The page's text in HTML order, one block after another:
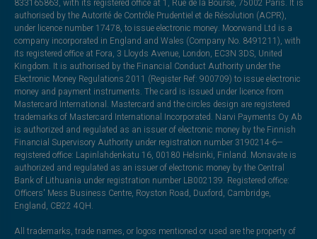
833165863, with its registered office at 1, Rue de la Bourse, 75002 Paris. It is
authorised by the Autorité de Contrôle Prudentiel et de Résolution (ACPR),
under licence number 17478, to issue electronic money. Moorwand Ltd is a
company incorporated in England and Wales (Company No. 8491211), with
its registered office at Fora, 3 Lloyds Avenue, London, EC3N 3DS, United
Kingdom. It is authorised by the Financial Conduct Authority under the
Electronic Money Regulations 2011 (Register Ref: 900709) to issue electronic
money and payment instruments. The card is issued under licence from
Mastercard International. Mastercard and the circles design are registered
trademarks of Mastercard International Incorporated. Narvi Payments Oy Ab
is authorized and regulated as an issuer of electronic money by the Finnish
Financial Supervisory Authority under registration number 3190214-6—
registered office: Lapinlahdenkatu 16, 00180 Helsinki, Finland. Monavate is
authorized and regulated as an issuer of electronic money by the Central
Bank of Lithuania under registration number LB002139. Registered office:
Officers' Mess Business Centre, Royston Road, Duxford, Cambridge,
England, CB22 4QH.
All trademarks, trade names, or logos mentioned or used are the property of